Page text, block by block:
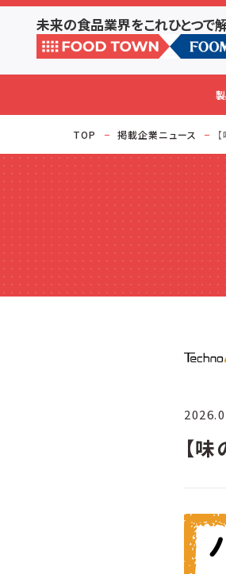
未来の食品業界をこれひとつで
TOP 掲載企業ニュース
【